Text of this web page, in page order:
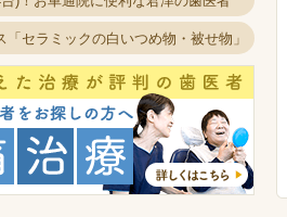
「セラミックの白いつめ物・被せ物」